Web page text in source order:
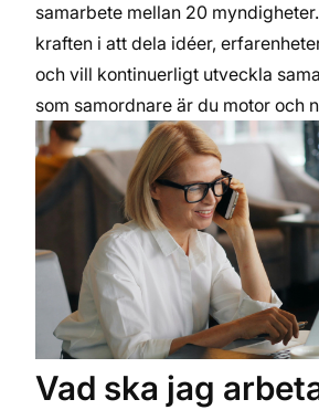
samarbete mellan 20
kraften i att dela idéer,
och vill kontinuerligt utveckla
som samordnare är du motor och
Vad ska jag